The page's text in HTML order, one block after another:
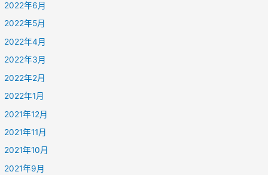
2022年6月
2022年5月
2022年4月
2022年3月
2022年2月
2022年1月
2021年12月
2021年11月
2021年10月
2021年9月